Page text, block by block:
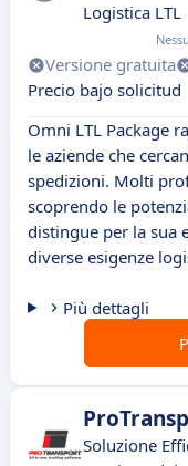
Logistica LTL
Versione gratuita
Precio bajo solicitud
Omni LTL Package
le aziende che
spedizioni. Molti
scoprendo le
distingue per la sua
diverse esigenze
Più dettagli
Soluzione